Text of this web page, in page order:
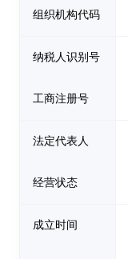
组织机构代码
纳税人识别号
工商注册号
法定代表人
经营状态
成立时间